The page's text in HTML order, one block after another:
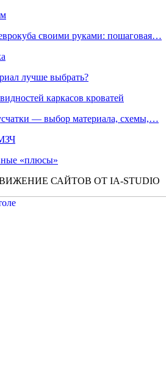
своими руками: пошаговая…
лучше выбрать?
каркасов кроватей
— выбор материала, схемы,…
«плюсы»
САЙТОВ ОТ IA-STUDIO